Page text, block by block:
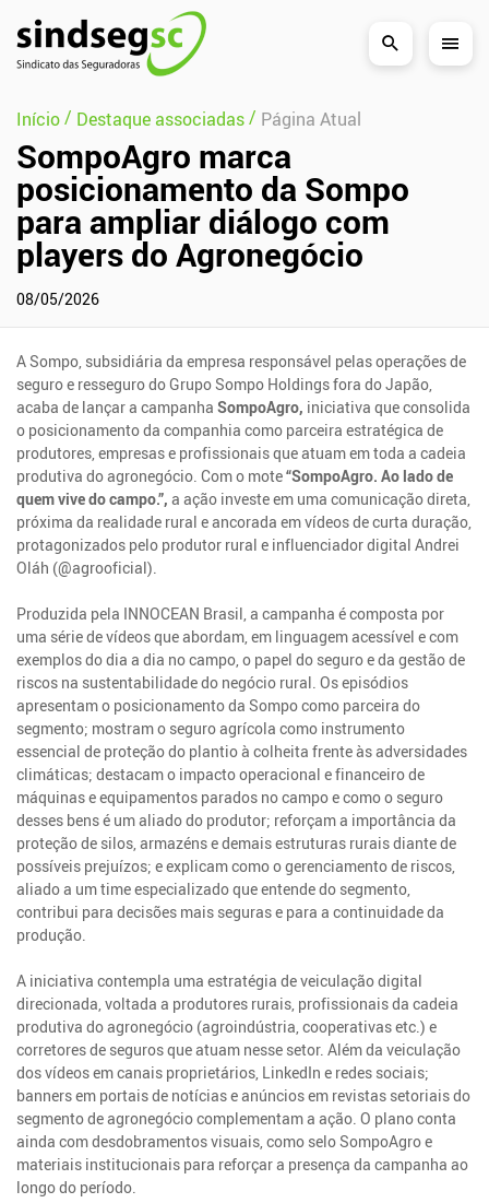
Pular Navegação (s)
Início/ Destaque associadas/ Página Atual
SompoAgro marca
posicionamento da Sompo
para ampliar diálogo com
players do Agronegócio
08/05/2026
A Sompo, subsidiária da empresa responsável pelas operações de
seguro e resseguro do Grupo Sompo Holdings fora do Japão,
acaba de lançar a campanhaSompoAgro, iniciativa que consolida
o posicionamento da companhia como parceira estratégica de
produtores, empresas e profissionais que atuam em toda a cadeia
produtiva do agronegócio. Com o mote“SompoAgro. Ao lado de
quem vive do campo.”, a ação investe em uma comunicação direta,
próxima da realidade rural e ancorada em vídeos de curta duração,
protagonizados pelo produtor rural e influenciador digital Andrei
Oláh (@agrooficial).
Produzida pela INNOCEAN Brasil, a campanha é composta por
uma série de vídeos que abordam, em linguagem acessível e com
exemplos do dia a dia no campo, o papel do seguro e da gestão de
riscos na sustentabilidade do negócio rural. Os episódios
apresentam o posicionamento da Sompo como parceira do
segmento; mostram o seguro agrícola como instrumento
essencial de proteção do plantio à colheita frente às adversidades
climáticas; destacam o impacto operacional e financeiro de
máquinas e equipamentos parados no campo e como o seguro
desses bens é um aliado do produtor; reforçam a importância da
proteção de silos, armazéns e demais estruturas rurais diante de
possíveis prejuízos; e explicam como o gerenciamento de riscos,
aliado a um time especializado que entende do segmento,
contribui para decisões mais seguras e para a continuidade da
produção.
A iniciativa contempla uma estratégia de veiculação digital
direcionada, voltada a produtores rurais, profissionais da cadeia
produtiva do agronegócio (agroindústria, cooperativas etc.) e
corretores de seguros que atuam nesse setor. Além da veiculação
dos vídeos em canais proprietários, LinkedIn e redes sociais;
banners em portais de notícias e anúncios em revistas setoriais do
segmento de agronegócio complementam a ação. O plano conta
ainda com desdobramentos visuais, como selo SompoAgro e
materiais institucionais para reforçar a presença da campanha ao
longo do período.